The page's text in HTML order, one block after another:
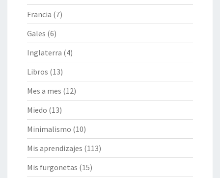
Francia (7)
Gales (6)
Inglaterra (4)
Libros (13)
Mes a mes (12)
Miedo (13)
Minimalismo (10)
Mis aprendizajes (113)
Mis furgonetas (15)